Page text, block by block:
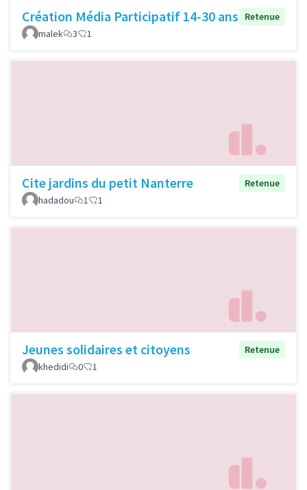
Création Média Participatif 14-30 ans
Retenue
malek
3 1
Cite jardins du petit Nanterre
Retenue
hadadou
1 1
Jeunes solidaires et citoyens
Retenue
khedidi
0 1